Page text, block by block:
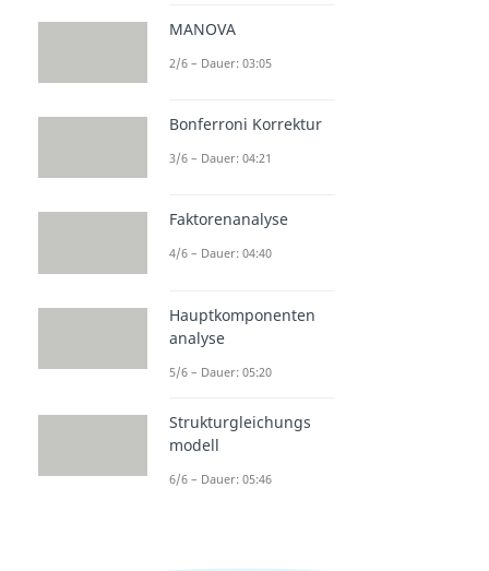
MANOVA
2/6 – Dauer: 03:05
Bonferroni Korrektur
3/6 – Dauer: 04:21
Faktorenanalyse
4/6 – Dauer: 04:40
Hauptkomponenten
analyse
5/6 – Dauer: 05:20
Strukturgleichungs
modell
6/6 – Dauer: 05:46